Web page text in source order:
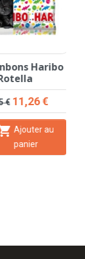
Haribo
base
€Prix
11,26 €
Ajouter au
panier